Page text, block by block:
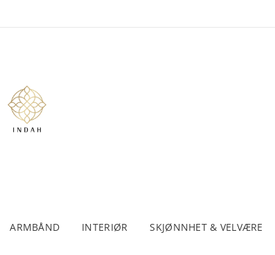
ARMBÅND INTERIØR SKJØNNHET & VELVÆRE